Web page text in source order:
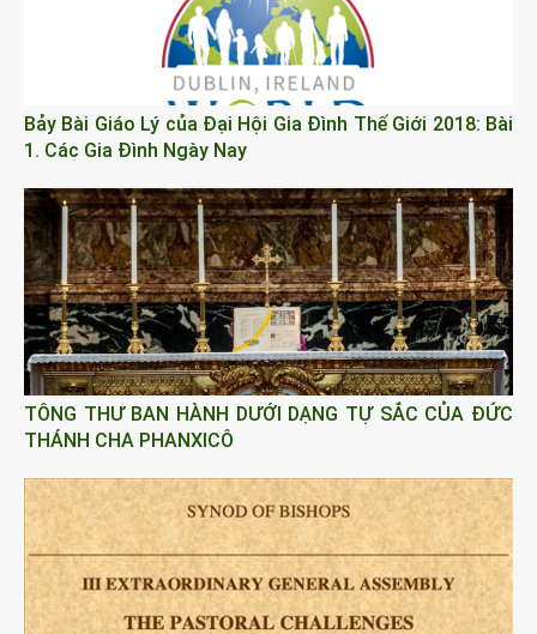
Bảy Bài Giáo Lý của Đại Hội Gia Đình Thế Giới 2018: Bài
1. Các Gia Đình Ngày Nay
TÔNG THƯ BAN HÀNH DƯỚI DẠNG TỰ SẮC CỦA ĐỨC
THÁNH CHA PHANXICÔ